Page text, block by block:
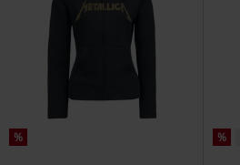
% %